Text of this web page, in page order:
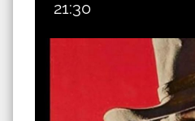
21:30